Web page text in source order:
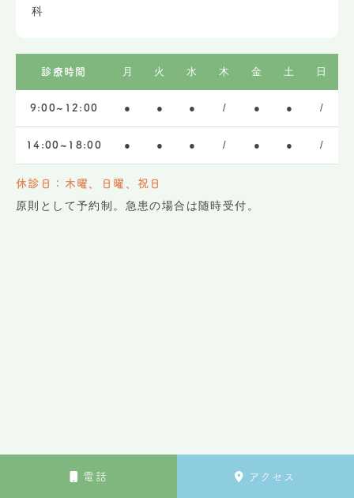
電話 アクセス
科
診療時間 月 火 水 木 金 土 日
9:00~12:00 ● ● ● / ● ● /
14:00~18:00 ● ● ● / ● ● /
休診日：木曜、日曜、祝日
原則として予約制。急患の場合は随時受付。